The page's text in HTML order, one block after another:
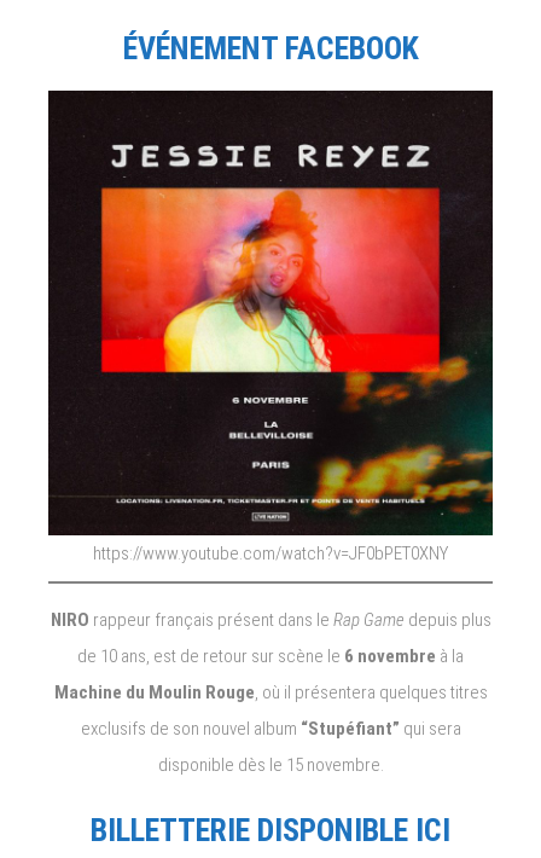
ÉVÉNEMENT FACEBOOK
https://www.youtube.com/watch?v=JF0bPET0XNY
NIRO rappeur français présent dans le Rap Game depuis plus
de 10 ans, est de retour sur scène le 6 novembre à la
Machine du Moulin Rouge, où il présentera quelques titres
exclusifs de son nouvel album “Stupéfiant” qui sera
disponible dès le 15 novembre.
BILLETTERIE DISPONIBLE ICI